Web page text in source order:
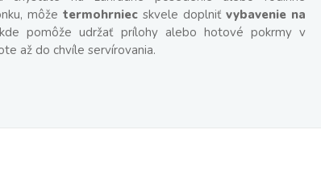
môže termohrniec skvele doplniť vybavenie na
pomôže udržať prílohy alebo hotové pokrmy v
až do chvíle servírovania.